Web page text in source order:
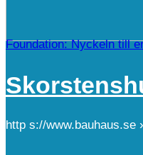
Foundation: Nyckeln till
http s://